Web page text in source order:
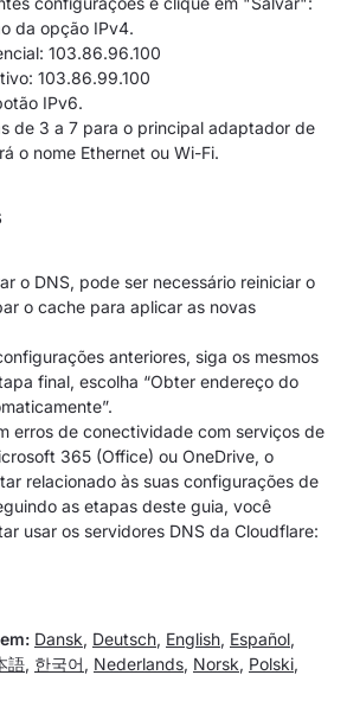
da opção IPv4.
103.86.96.100
103.86.99.100
IPv6.
de 3 a 7 para o principal adaptador de
o nome Ethernet ou Wi-Fi.
o DNS, pode ser necessário reiniciar o
o cache para aplicar as novas
anteriores, siga os mesmos
final, escolha “Obter endereço do
erros de conectividade com serviços de
365 (Office) ou OneDrive, o
relacionado às suas configurações de
as etapas deste guia, você
usar os servidores DNS da Cloudflare:
Dansk, Deutsch, English, Español,
語, 한국어 , Nederlands, Norsk, Polski,